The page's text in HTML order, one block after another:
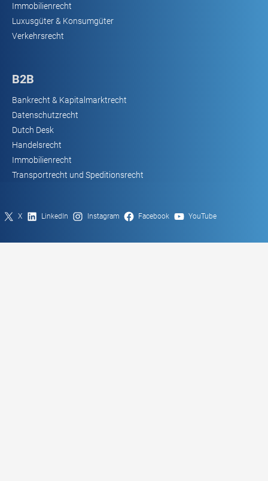
Immobilienrecht
Luxusgüter & Konsumgüter
Verkehrsrecht
B2B
Bankrecht & Kapitalmarktrecht
Datenschutzrecht
Dutch Desk
Handelsrecht
Immobilienrecht
Transportrecht und Speditionsrecht
X LinkedIn Instagram Facebook YouTube